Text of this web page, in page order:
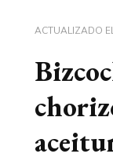
ACTUALIZADO